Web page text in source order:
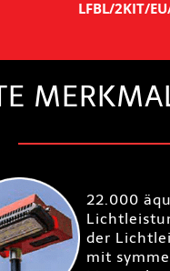
LFBL/2KIT/
22.000
der
mit